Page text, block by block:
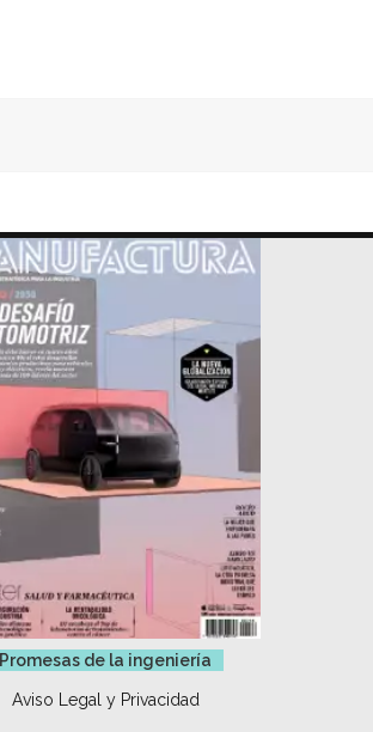
Promesas de la ingeniería
Aviso Legal y Privacidad